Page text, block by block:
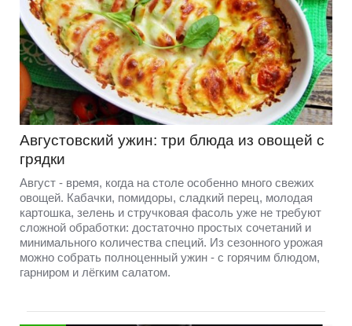
Августовский ужин: три блюда из овощей с
грядки
Август - время, когда на столе особенно много свежих
овощей. Кабачки, помидоры, сладкий перец, молодая
картошка, зелень и стручковая фасоль уже не требуют
сложной обработки: достаточно простых сочетаний и
минимального количества специй. Из сезонного урожая
можно собрать полноценный ужин - с горячим блюдом,
гарниром и лёгким салатом.